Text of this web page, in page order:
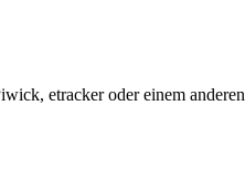
etracker oder einem anderen